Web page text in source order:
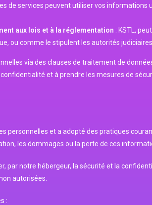
de services peuvent utiliser vos
aux lois et à la réglementation : KSTL,
ou comme le stipulent les autorités
via des clauses de traitement de
et à prendre les mesures de
personnelles et a adopté des pratiques
les dommages ou la perte de ces
par notre hébergeur, la sécurité et la
autorisées.
: